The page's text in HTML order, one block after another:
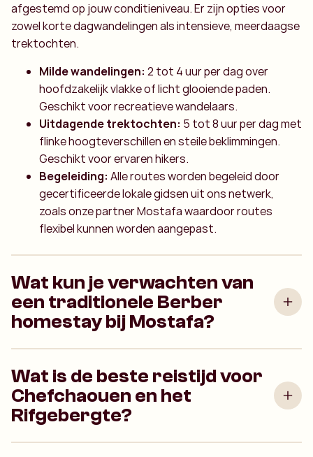
afgestemd op jouw conditieniveau. Er zijn opties voor
zowel korte dagwandelingen als intensieve, meerdaagse
trektochten.
Milde wandelingen: 2 tot 4 uur per dag over
hoofdzakelijk vlakke of licht glooiende paden.
Geschikt voor recreatieve wandelaars.
Uitdagende trektochten: 5 tot 8 uur per dag met
flinke hoogteverschillen en steile beklimmingen.
Geschikt voor ervaren hikers.
Begeleiding: Alle routes worden begeleid door
gecertificeerde lokale gidsen uit ons netwerk,
zoals onze partner Mostafa waardoor routes
flexibel kunnen worden aangepast.
Wat kun je verwachten van
een traditionele Berber
homestay bij Mostafa?
Wat is de beste reistijd voor
Chefchaouen en het
Rifgebergte?